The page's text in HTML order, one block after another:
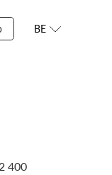
BE
400